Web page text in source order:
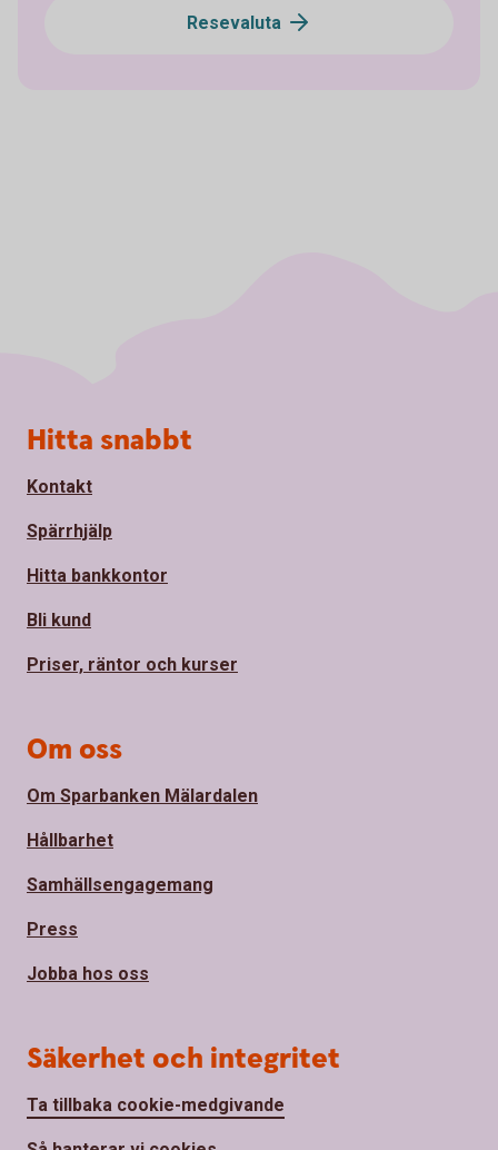
Resevaluta
Sidfot
Hitta snabbt
Kontakt
Spärrhjälp
Hitta bankkontor
Bli kund
Priser, räntor och kurser
Om oss
Om Sparbanken Mälardalen
Hållbarhet
Samhällsengagemang
Press
Jobba hos oss
Säkerhet och integritet
Ta tillbaka cookie-medgivande